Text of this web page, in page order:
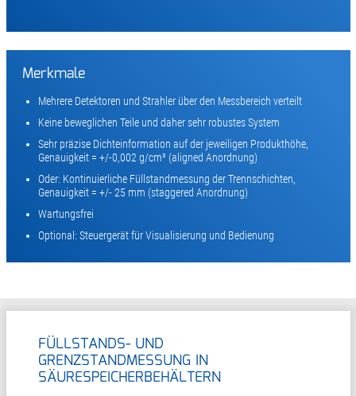
Merkmale
Mehrere Detektoren und Strahler über den Messbereich verteilt
Keine beweglichen Teile und daher sehr robustes System
Sehr präzise Dichteinformation auf der jeweiligen Produkthöhe,
Genauigkeit = +/-0,002 g/cm³ (aligned Anordnung)
Oder: Kontinuierliche Füllstandmessung der Trennschichten,
Genauigkeit = +/- 25 mm (staggered Anordnung)
Wartungsfrei
Optional: Steuergerät für Visualisierung und Bedienung
FÜLLSTANDS- UND
GRENZSTANDMESSUNG IN
SÄURESPEICHERBEHÄLTERN